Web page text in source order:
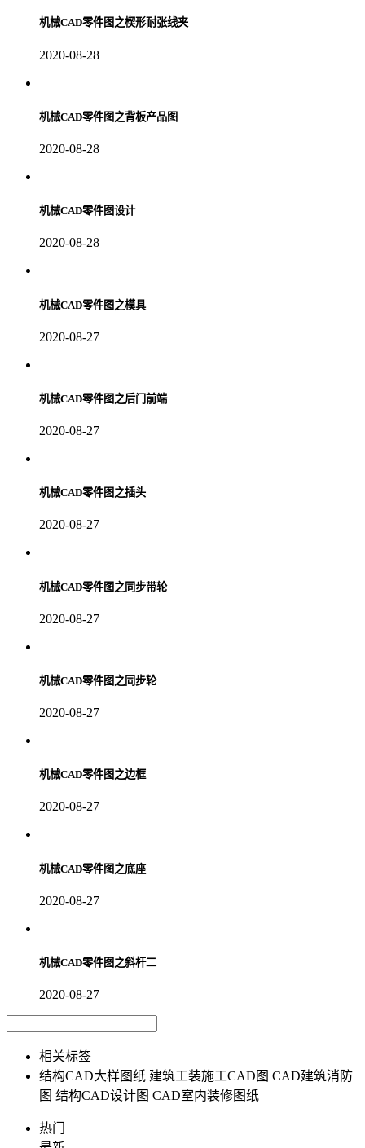
机械CAD零件图之楔形耐张线夹
2020-08-28
机械CAD零件图之背板产品图
2020-08-28
机械CAD零件图设计
2020-08-28
机械CAD零件图之模具
2020-08-27
机械CAD零件图之后门前端
2020-08-27
机械CAD零件图之插头
2020-08-27
机械CAD零件图之同步带轮
2020-08-27
机械CAD零件图之同步轮
2020-08-27
机械CAD零件图之边框
2020-08-27
机械CAD零件图之底座
2020-08-27
机械CAD零件图之斜杆二
2020-08-27
相关标签
结构CAD大样图纸 建筑工装施工CAD图 CAD建筑消防
图 结构CAD设计图 CAD室内装修图纸
热门